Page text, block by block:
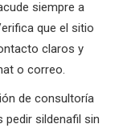
siempre a
que el sitio
claros y
o correo.
de consultoría
pedir sildenafil sin